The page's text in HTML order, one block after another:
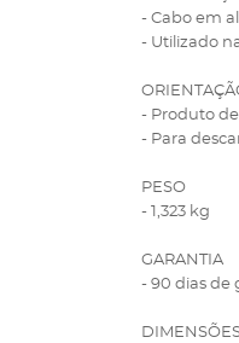
- Cabo em
- Utilizado
- Produto
- Para
PESO
- 1,323 kg
GARANTIA
- 90 dias de